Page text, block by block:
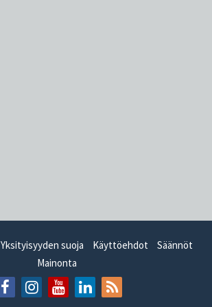
Yksityisyyden suoja Käyttöehdot
Säännöt
Mainonta